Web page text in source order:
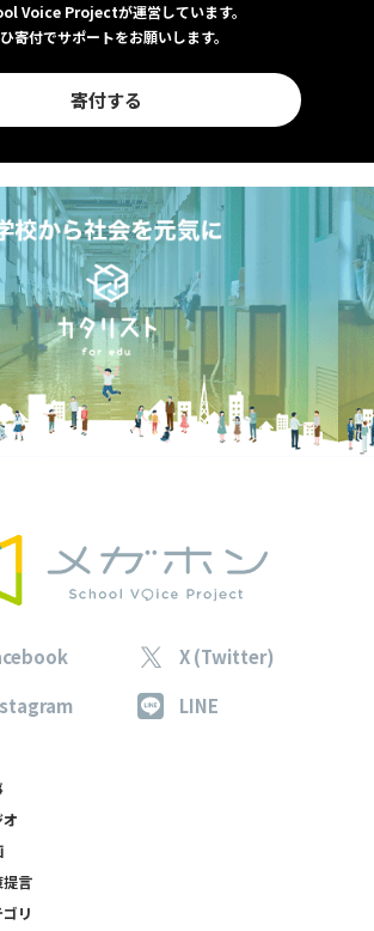
Voice Projectが運営しています。
寄付でサポートをお願いします。
寄付する
X (Twitter)
LINE
提言
リ